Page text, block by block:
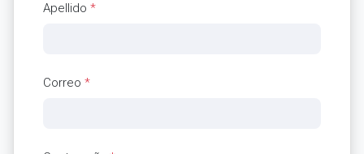
Apellido *
Correo *